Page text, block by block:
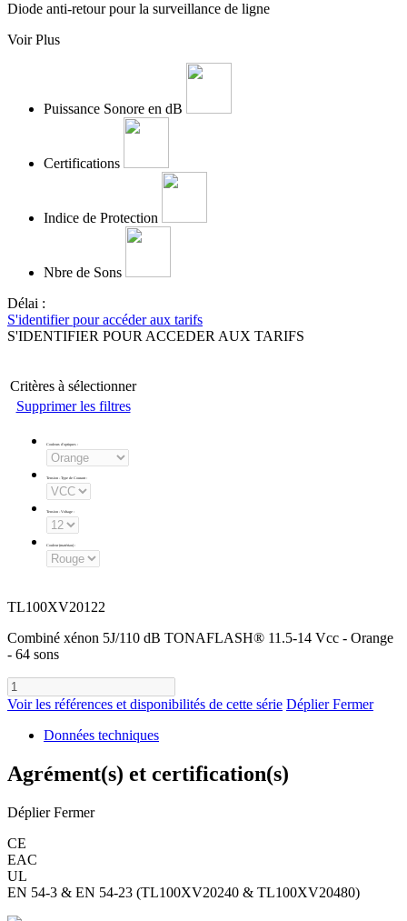
Diode anti-retour pour la surveillance de ligne
Voir Plus
Puissance Sonore en dB
Certifications
Indice de Protection
Nbre de Sons
Délai :
S'identifier pour accéder aux tarifs
S'IDENTIFIER POUR ACCEDER AUX TARIFS
Critères à sélectionner
Supprimer les filtres
Couleurs d'optiques :
Tension - Type de Courant :
Tension - Voltage :
Couleur (matériau) :
TL100XV20122
Combiné xénon 5J/110 dB TONAFLASH® 11.5-14 Vcc - Orange
- 64 sons
Voir les références et disponibilités de cette série Déplier Fermer
Données techniques
Agrément(s) et certification(s)
Déplier Fermer
CE
EAC
UL
EN 54-3 & EN 54-23 (TL100XV20240 & TL100XV20480)